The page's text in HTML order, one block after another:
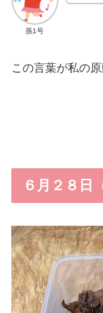
孫1号
この言葉が私の
６月２８日